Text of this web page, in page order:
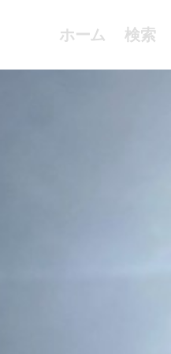
ホーム 検索